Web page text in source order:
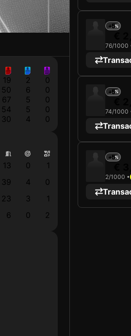
19 2
0
50 6
0
67 5
0
54 5
0
30 4 0
13 0
1
39 4
0
23 3
1
6 0 2
+5
76/1000
+5
74/1000
+5
2/1000 •